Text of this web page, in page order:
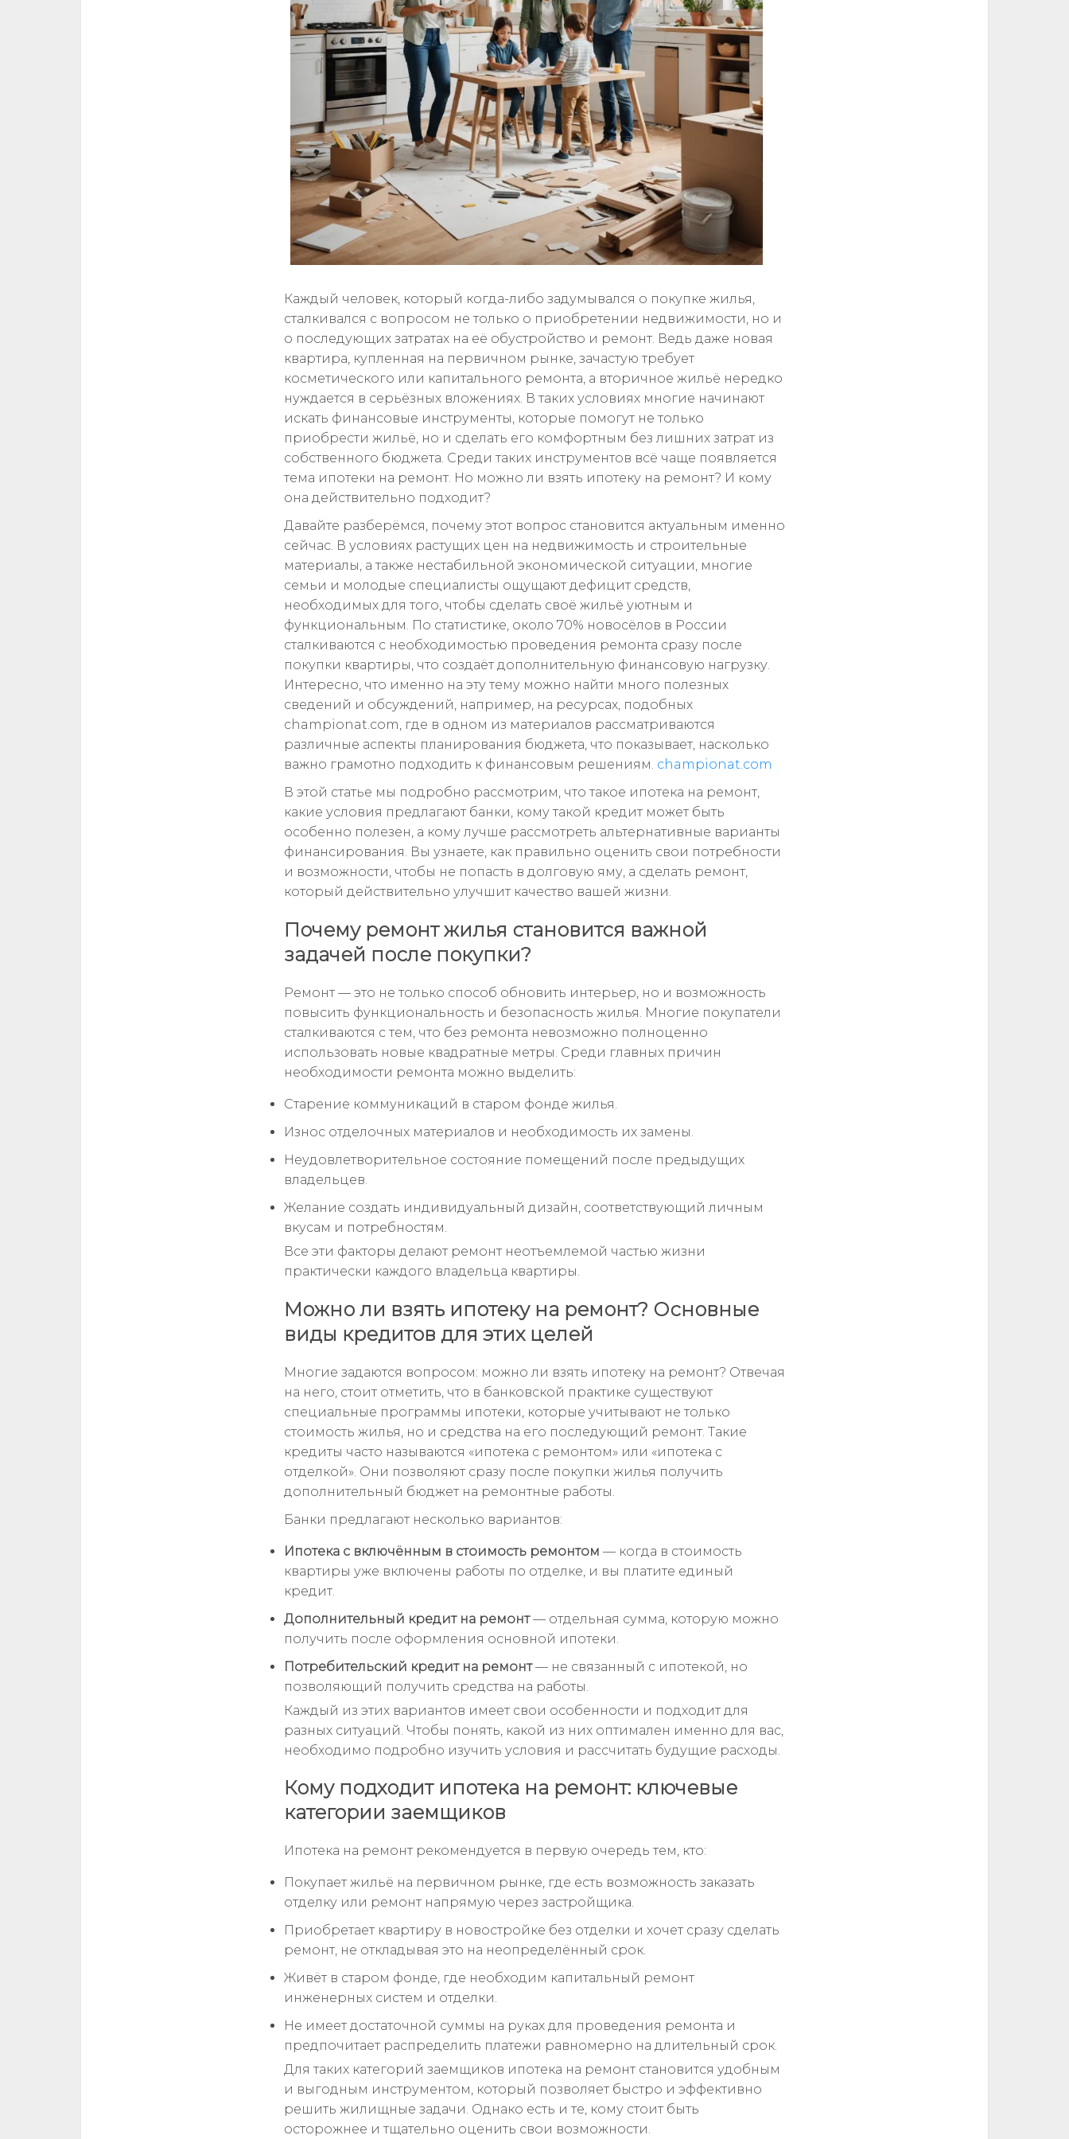
Каждый человек, который когда-либо задумывался о покупке жилья,
сталкивался с вопросом не только о приобретении недвижимости, но и
о последующих затратах на её обустройство и ремонт. Ведь даже новая
квартира, купленная на первичном рынке, зачастую требует
косметического или капитального ремонта, а вторичное жильё нередко
нуждается в серьёзных вложениях. В таких условиях многие начинают
искать финансовые инструменты, которые помогут не только
приобрести жильё, но и сделать его комфортным без лишних затрат из
собственного бюджета. Среди таких инструментов всё чаще появляется
тема ипотеки на ремонт. Но можно ли взять ипотеку на ремонт? И кому
она действительно подходит?
Давайте разберёмся, почему этот вопрос становится актуальным именно
сейчас. В условиях растущих цен на недвижимость и строительные
материалы, а также нестабильной экономической ситуации, многие
семьи и молодые специалисты ощущают дефицит средств,
необходимых для того, чтобы сделать своё жильё уютным и
функциональным. По статистике, около 70% новосёлов в России
сталкиваются с необходимостью проведения ремонта сразу после
покупки квартиры, что создаёт дополнительную финансовую нагрузку.
Интересно, что именно на эту тему можно найти много полезных
сведений и обсуждений, например, на ресурсах, подобных
championat.com, где в одном из материалов рассматриваются
различные аспекты планирования бюджета, что показывает, насколько
важно грамотно подходить к финансовым решениям. championat.com
В этой статье мы подробно рассмотрим, что такое ипотека на ремонт,
какие условия предлагают банки, кому такой кредит может быть
особенно полезен, а кому лучше рассмотреть альтернативные варианты
финансирования. Вы узнаете, как правильно оценить свои потребности
и возможности, чтобы не попасть в долговую яму, а сделать ремонт,
который действительно улучшит качество вашей жизни.
Почему ремонт жилья становится важной
задачей после покупки?
Ремонт — это не только способ обновить интерьер, но и возможность
повысить функциональность и безопасность жилья. Многие покупатели
сталкиваются с тем, что без ремонта невозможно полноценно
использовать новые квадратные метры. Среди главных причин
необходимости ремонта можно выделить:
Старение коммуникаций в старом фонде жилья.
Износ отделочных материалов и необходимость их замены.
Неудовлетворительное состояние помещений после предыдущих
владельцев.
Желание создать индивидуальный дизайн, соответствующий личным
вкусам и потребностям.
Все эти факторы делают ремонт неотъемлемой частью жизни
практически каждого владельца квартиры.
Можно ли взять ипотеку на ремонт? Основные
виды кредитов для этих целей
Многие задаются вопросом: можно ли взять ипотеку на ремонт? Отвечая
на него, стоит отметить, что в банковской практике существуют
специальные программы ипотеки, которые учитывают не только
стоимость жилья, но и средства на его последующий ремонт. Такие
кредиты часто называются «ипотека с ремонтом» или «ипотека с
отделкой». Они позволяют сразу после покупки жилья получить
дополнительный бюджет на ремонтные работы.
Банки предлагают несколько вариантов:
Ипотека с включённым в стоимость ремонтом — когда в стоимость
квартиры уже включены работы по отделке, и вы платите единый
кредит.
Дополнительный кредит на ремонт— отдельная сумма, которую можно
получить после оформления основной ипотеки.
Потребительский кредит на ремонт— не связанный с ипотекой, но
позволяющий получить средства на работы.
Каждый из этих вариантов имеет свои особенности и подходит для
разных ситуаций. Чтобы понять, какой из них оптимален именно для вас,
необходимо подробно изучить условия и рассчитать будущие расходы.
Кому подходит ипотека на ремонт: ключевые
категории заемщиков
Ипотека на ремонт рекомендуется в первую очередь тем, кто:
Покупает жильё на первичном рынке, где есть возможность заказать
отделку или ремонт напрямую через застройщика.
Приобретает квартиру в новостройке без отделки и хочет сразу сделать
ремонт, не откладывая это на неопределённый срок.
Живёт в старом фонде, где необходим капитальный ремонт
инженерных систем и отделки.
Не имеет достаточной суммы на руках для проведения ремонта и
предпочитает распределить платежи равномерно на длительный срок.
Для таких категорий заемщиков ипотека на ремонт становится удобным
и выгодным инструментом, который позволяет быстро и эффективно
решить жилищные задачи. Однако есть и те, кому стоит быть
осторожнее и тщательно оценить свои возможности.